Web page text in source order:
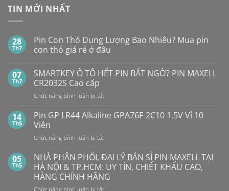
TIN MỚI NHẤT
28
Th7
Pin Con Thỏ Dung Lượng Bao Nhiêu? Mua pin
con thỏ giá rẻ ở đâu
bình
luận
ở
Pin
Con
Dung
Lượng
Bao
Nhiêu?
Mua
con
thỏ
giá
rẻ
ở
đâu
07
Th7
SMARTKEY Ô TÔ HẾT PIN BẤT NGỜ? PIN MAXELL
CR2032S Cao cấp
Chức năng bình luận bị tắtở
Ô
PIN
NGỜ?
PIN
MAXELL
CR2032S Cao
14
Th5
Pin GP LR44 Alkaline GPA76F-2C10 1,5V Vỉ 10
Viên
Chức năng bình luận bị tắtở
GP
LR44
Alkaline
GPA76F-
2C10
05
Th5
NHÀ PHÂN PHỐI, ĐẠI LÝ BÁN SỈ PIN MAXELL TẠI
HÀ NỘI & TP.HCM: UY TÍN, CHIẾT KHẤU CAO,
HÀNG CHÍNH HÃNG
Chức năng bình luận bị tắtở